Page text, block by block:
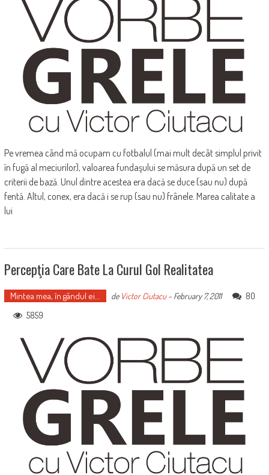
Pe vremea când mă ocupam cu fotbalul (mai mult decât simplul privit
în fugă al meciurilor), valoarea fundaşului se măsura după un set de
criterii de bază. Unul dintre acestea era dacă se duce (sau nu) după
fentă. Altul, conex, era dacă i se rup (sau nu) frânele. Marea calitate a
lui
Percepţia Care Bate La Curul Gol Realitatea
Mintea mea, în gândul ei... de Victor Ciutacu- February 7, 2011
80
5859